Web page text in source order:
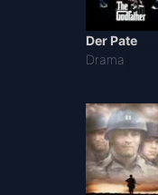
Der Pate
Drama